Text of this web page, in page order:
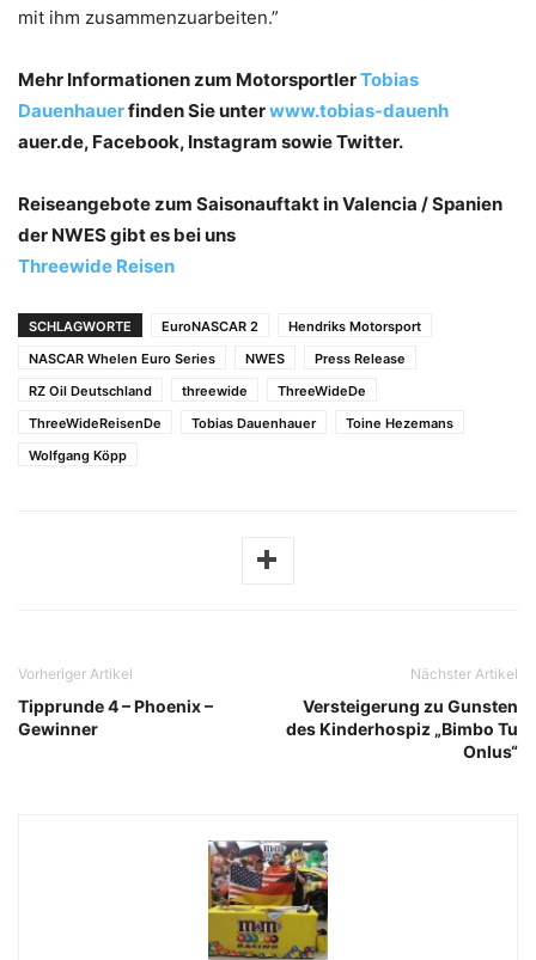
mit ihm zusammenzuarbeiten.”
Mehr Informationen zum MotorsportlerTobias
Dauenhauerfinden Sie unterwww.tobias-dauenh
auer.de, Facebook, Instagram sowie Twitter.
Reiseangebote zum Saisonauftakt in Valencia / Spanien
der NWES gibt es bei uns
Threewide Reisen
SCHLAGWORTE EuroNASCAR 2
Hendriks Motorsport
NASCAR Whelen Euro Series
NWES
Press Release
RZ Oil Deutschland
threewide
ThreeWideDe
ThreeWideReisenDe
Tobias Dauenhauer
Toine Hezemans
Wolfgang Köpp
Vorheriger Artikel
Tipprunde 4 – Phoenix –
Gewinner
Nächster Artikel
Versteigerung zu Gunsten
des Kinderhospiz „Bimbo Tu
Onlus“